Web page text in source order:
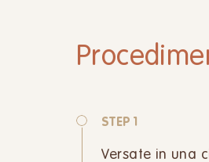
STEP 1
Versate in una